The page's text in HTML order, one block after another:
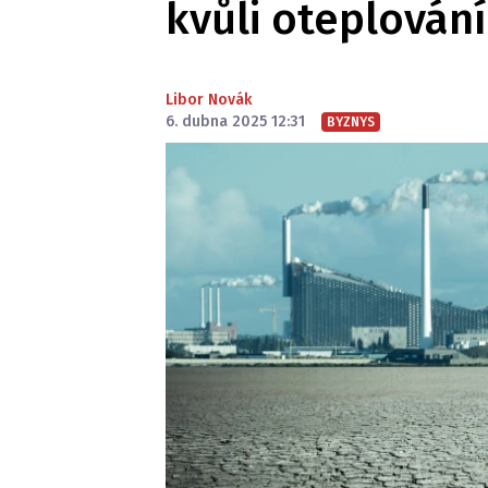
kvůli oteplování
Libor Novák
6. dubna 2025 12:31
BYZNYS